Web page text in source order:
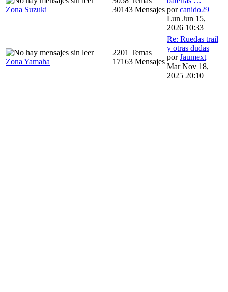
Zona Suzuki
30143 Mensajes porcanido29
Lun Jun 15,
2026 10:33
Zona Yamaha
2201 Temas
17163 Mensajes
Re: Ruedas trail
y otras dudas
porJaumext
Mar Nov 18,
2025 20:10